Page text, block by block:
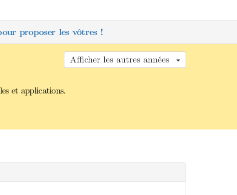
proposer les vôtres !
Afficher les autres années
et applications.